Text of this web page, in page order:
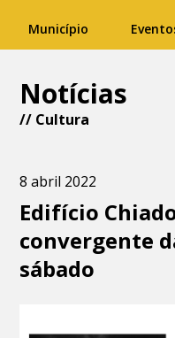
Município
Notícias
// Cultura
8 abril 2022
Edifício
convergente
sábado